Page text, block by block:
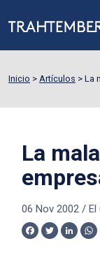
Inicio > Artículos > La
La
06 Nov 2002/ El
Facebook
Twitter